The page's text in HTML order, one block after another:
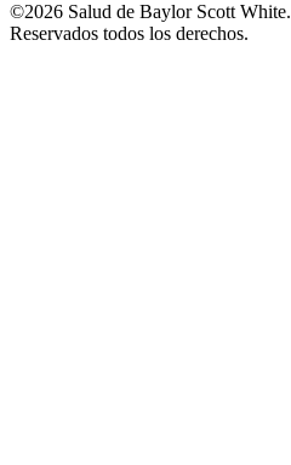
©2026 Salud de Baylor Scott White.
Reservados todos los derechos.